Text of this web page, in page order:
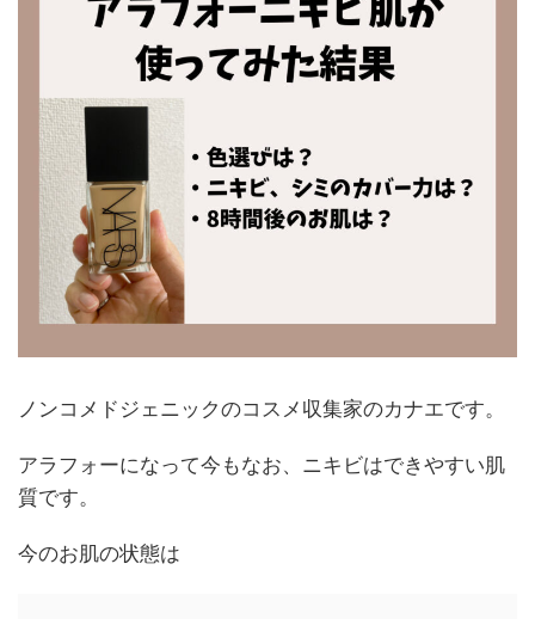
ノンコメドジェニックのコスメ収集家のカナエです。
アラフォーになって今もなお、ニキビはできやすい肌
質です。
今のお肌の状態は